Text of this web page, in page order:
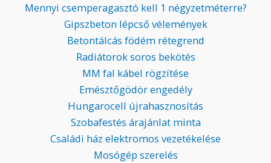
Mennyi csemperagasztó kell 1 négyzetméterre?
Gipszbeton lépcső vélemények
Betontálcás födém rétegrend
Radiátorok soros bekötés
MM fal kábel rögzítése
Emésztőgödör engedély
Hungarocell újrahasznosítás
Szobafestés árajánlat minta
Családi ház elektromos vezetékelése
Mosógép szerelés